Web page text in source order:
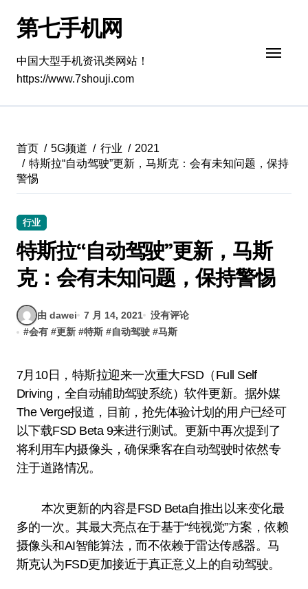
第七手机网
中国大型手机资讯类网站！
https://www.7shouji.com
首页 5G频道 行业
2021
特斯拉“自动驾驶”更新，马斯克：会有未知问题，保持
警惕
行业
特斯拉“自动驾驶”更新，马斯
克：会有未知问题，保持警惕
由 dawei 7 月 14, 2021
没有评论
#会有 #更新 #特斯 #自动驾驶 #马斯
7月10日，特斯拉迎来一次重大FSD（Full Self
Driving，全自动辅助驾驶系统）软件更新。据外媒
The Verge报道，目前，抢先体验计划的用户已经可
以下载FSD Beta 9来进行测试。更新中再次提到了
将利用车内摄像头，确保乘客在自动驾驶时依然专
注于道路情况。
本次更新的内容是FSD Beta自推出以来变化最
多的一次。其最大亮点在于基于“纯视觉”方案，依赖
摄像头和AI智能算法，而不依赖于雷达传感器。马
斯克认为FSD更加接近于真正意义上的自动驾驶。